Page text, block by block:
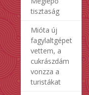
tisztaság
Mióta új
fagylaltgépet
vettem, a
cukrászdám
vonzza a
turistákat